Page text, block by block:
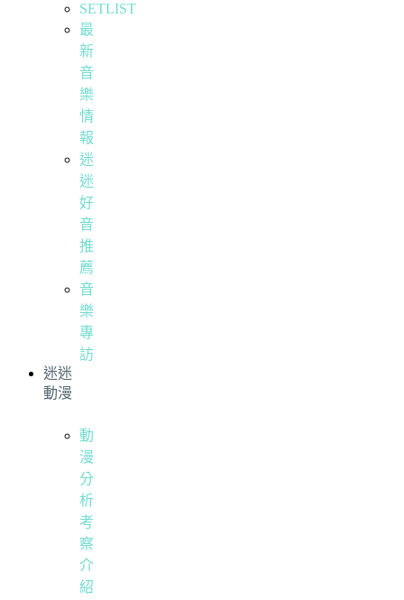
SETLIST
最
新
音
樂
情
報
迷
迷
好
音
推
薦
音
樂
專
訪
迷迷
動漫
動
漫
分
析
考
察
介
紹